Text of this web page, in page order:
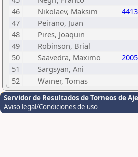
46
Nikolaev, Maksim
47
Peirano, Juan
48
Pires, Joaquin
49
Robinson, Brial
50
Saavedra, Maximo
51
Sargsyan, Ani
52
Wainer, Tomas
Servidor de Resultados de Torneos de
Aviso legal/Condiciones de uso